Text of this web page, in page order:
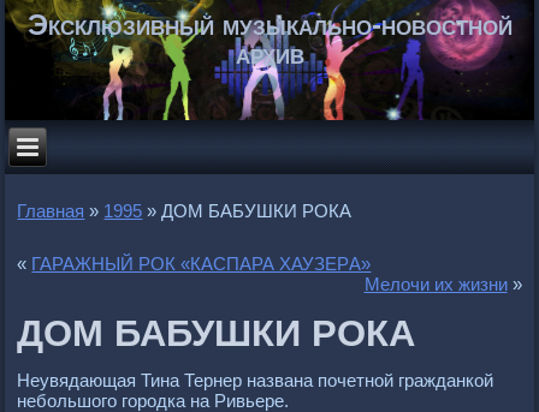
Эксклюзивный музыкально-новостной
архив
Главная » 1995 »ДОМ БАБУШКИ РОКА
« ГАРАЖНЫЙ РОК «КАСПАРА ХАУЗЕРA»
Мелочи их жизни»
ДОМ БАБУШКИ РОКА
Неувядающая Тина Тернер названа почетной гражданкой
небольшого городка на Ривьере.